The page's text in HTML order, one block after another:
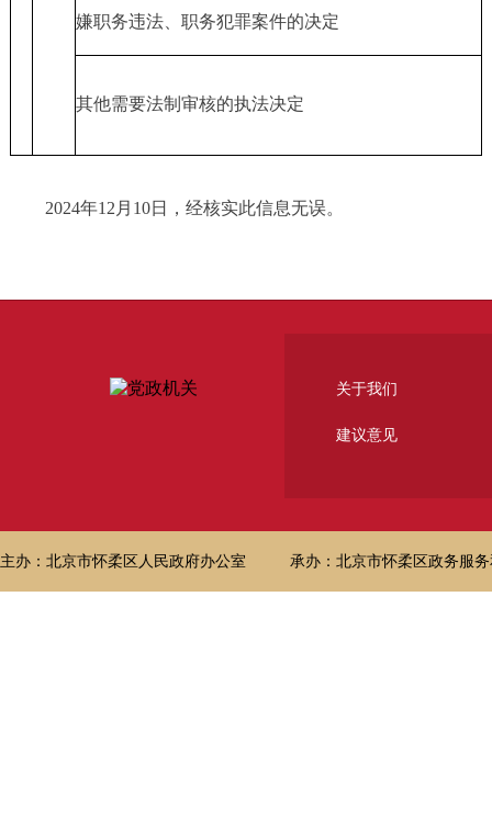
嫌职务违法、职务犯罪案件的决定
其他需要法制审核的执法决定
2024年12月10日，经核实此信息无误。
关于我们
建议意见
主办：北京市怀柔区人民政府办公室 承办：北京市怀柔区政务服